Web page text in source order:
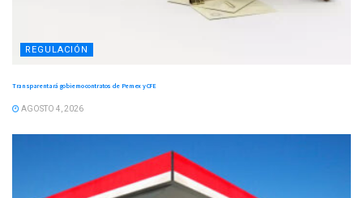
REGULACIÓN
Transparentará gobierno contratos de Pemex y CFE
AGOSTO 4, 2026